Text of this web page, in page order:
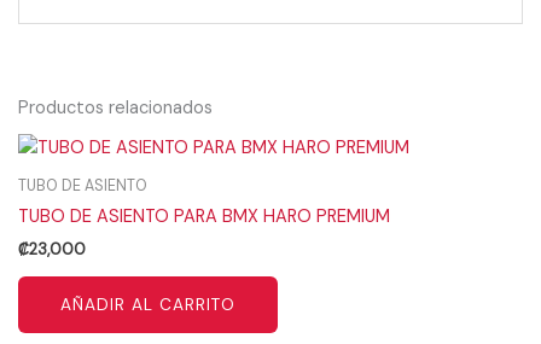
Productos relacionados
TUBO DE ASIENTO
TUBO DE ASIENTO PARA BMX HARO PREMIUM
₡23,000
AÑADIR AL CARRITO